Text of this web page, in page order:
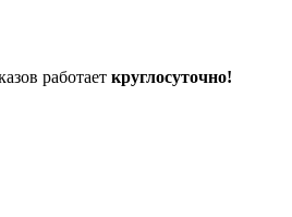
работает круглосуточно!